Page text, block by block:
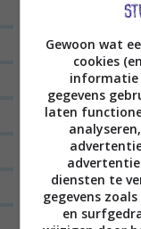
een Beach-
Wel vond ik
wereldvreemd
geen idee hoe
met een hoofd
moest écht
cape-situatie
Waar is m’n
Gewoon wat
cookies
informatie
gegevens
laten
diensten te
gegevens
en